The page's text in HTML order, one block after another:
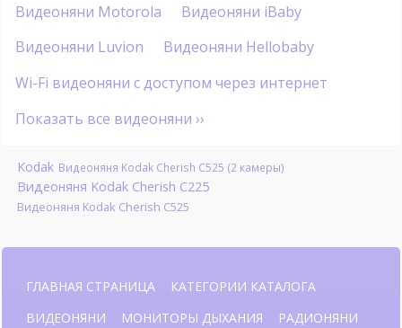
Видеоняни Motorola
Видеоняни iBaby
Видеоняни Luvion
Видеоняни Hellobaby
Wi-Fi видеоняни с доступом через интернет
Показать все видеоняни ››
Kodak Видеоняня Kodak Cherish C525 (2 камеры)
Видеоняня Kodak Cherish C225
Видеоняня Kodak Cherish C525
ГЛАВНАЯ СТРАНИЦА
КАТЕГОРИИ КАТАЛОГА
ВИДЕОНЯНИ
МОНИТОРЫ ДЫХАНИЯ
РАДИОНЯНИ